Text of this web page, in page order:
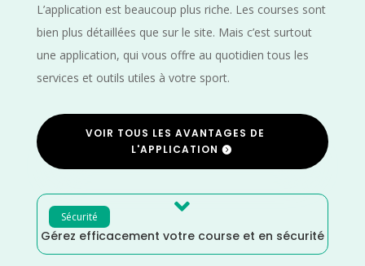
L’application est beaucoup plus riche. Les courses sont
bien plus détaillées que sur le site. Mais c’est surtout
une application, qui vous offre au quotidien tous les
services et outils utiles à votre sport.
VOIR TOUS LES AVANTAGES DE
L'APPLICATION
Sécurité 
Gérez efficacement votre course et en sécurité